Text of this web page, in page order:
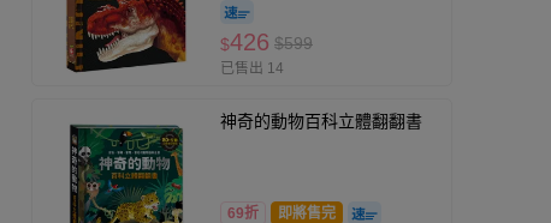
$426 $599
已售出 14
神奇的動物百科立體翻翻書
69折 即將售完